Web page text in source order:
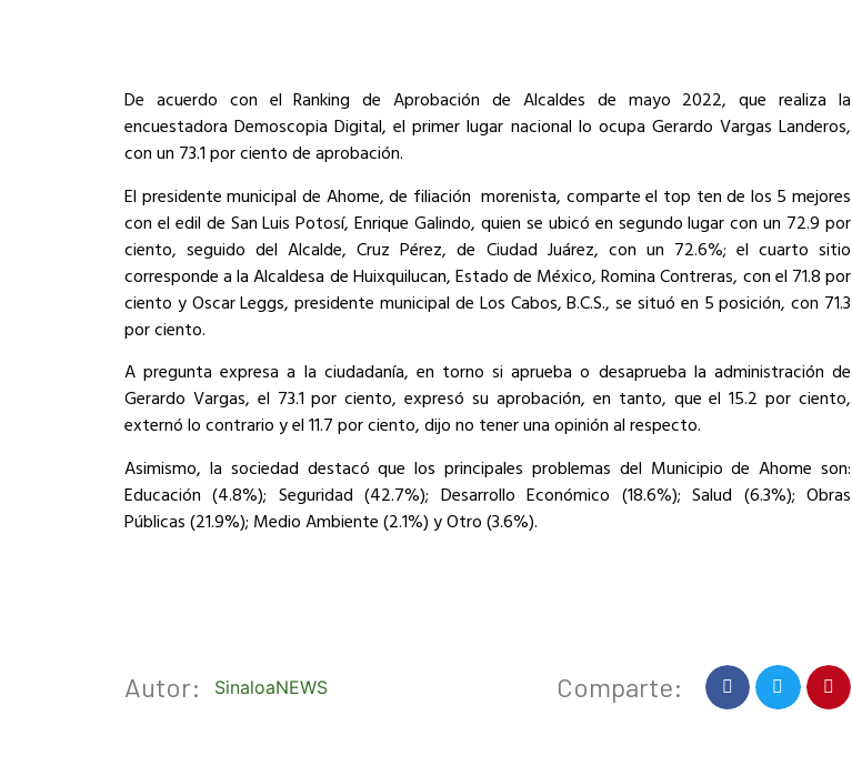
De acuerdo con el Ranking de Aprobación de Alcaldes de mayo 2022, que realiza la
encuestadora Demoscopia Digital, el primer lugar nacional lo ocupa Gerardo Vargas Landeros,
con un 73.1 por ciento de aprobación.
El presidente municipal de Ahome, de filiación morenista, comparte el top ten de los 5 mejores
con el edil de San Luis Potosí, Enrique Galindo, quien se ubicó en segundo lugar con un 72.9 por
ciento, seguido del Alcalde, Cruz Pérez, de Ciudad Juárez, con un 72.6%; el cuarto sitio
corresponde a la Alcaldesa de Huixquilucan, Estado de México, Romina Contreras, con el 71.8 por
ciento y Oscar Leggs, presidente municipal de Los Cabos, B.C.S., se situó en 5 posición, con 71.3
por ciento.
A pregunta expresa a la ciudadanía, en torno si aprueba o desaprueba la administración de
Gerardo Vargas, el 73.1 por ciento, expresó su aprobación, en tanto, que el 15.2 por ciento,
externó lo contrario y el 11.7 por ciento, dijo no tener una opinión al respecto.
Asimismo, la sociedad destacó que los principales problemas del Municipio de Ahome son:
Educación (4.8%); Seguridad (42.7%); Desarrollo Económico (18.6%); Salud (6.3%); Obras
Públicas (21.9%); Medio Ambiente (2.1%) y Otro (3.6%).
Autor: SinaloaNEWS Comparte: